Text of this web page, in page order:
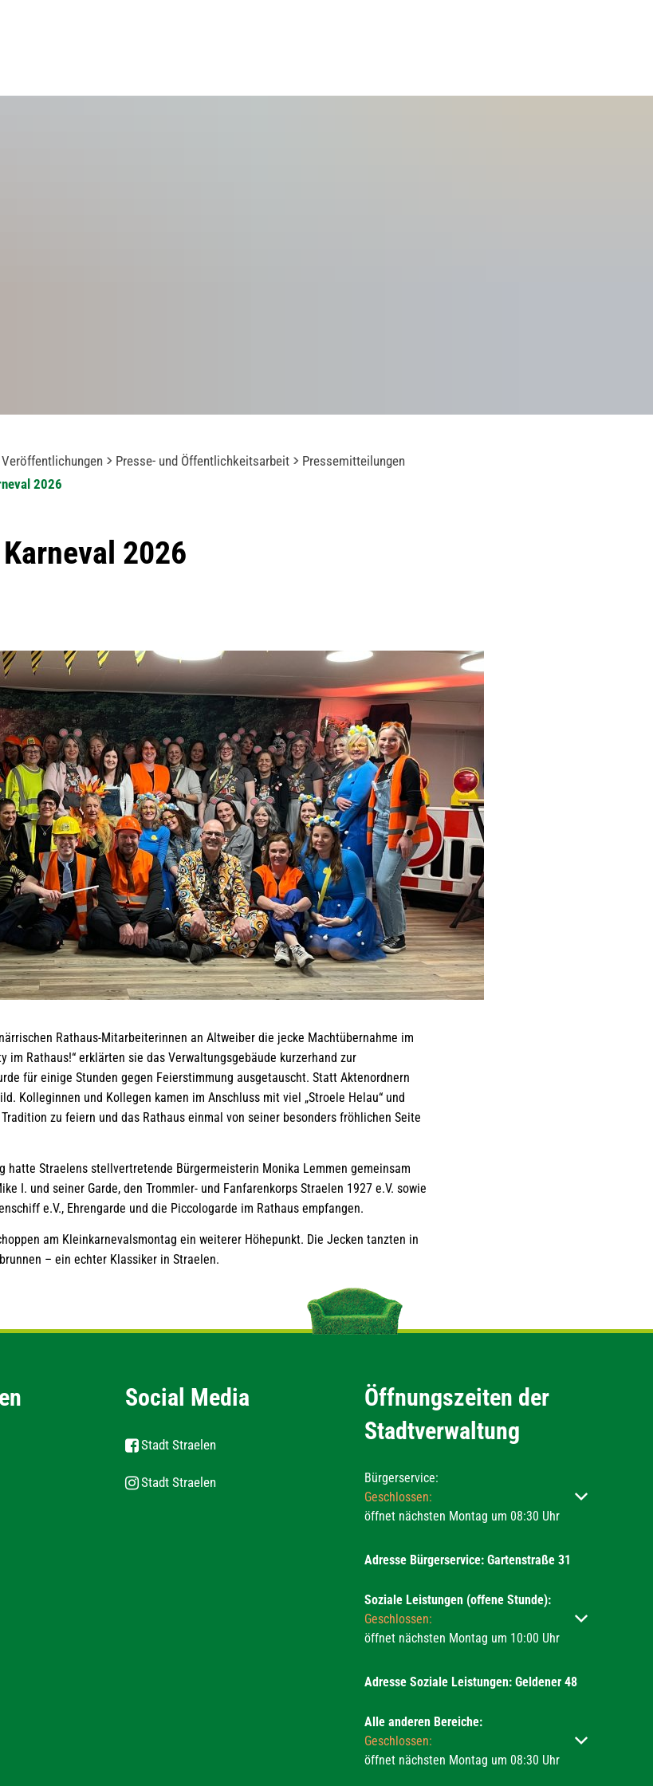
Veröffentlichungen Presse- und Öffentlichkeitsarbeit
Pressemitteilungen
2026
2026
Rathaus-Mitarbeiterinnen an Altweiber die jecke Machtübernahme im
im Rathaus!“ erklärten sie das Verwaltungsgebäude kurzerhand zur
für einige Stunden gegen Feierstimmung ausgetauscht. Statt Aktenordnern
Kolleginnen und Kollegen kamen im Anschluss mit viel „Stroele Helau“ und
zu feiern und das Rathaus einmal von seiner besonders fröhlichen Seite
hatte Straelens stellvertretende Bürgermeisterin Monika Lemmen gemeinsam
I. und seiner Garde, den Trommler- und Fanfarenkorps Straelen 1927 e.V. sowie
e.V., Ehrengarde und die Piccologarde im Rathaus empfangen.
am Kleinkarnevalsmontag ein weiterer Höhepunkt. Die Jecken tanzten in
– ein echter Klassiker in Straelen.
Social Media
Stadt Straelen
Stadt Straelen
Öffnungszeiten der
Stadtverwaltung
Bürgerservice:
Klicken, um weitere Öffnungs- oder Schließzeiten
Geschlossen:
öffnet nächsten Montag um 08:30 Uhr
Adresse Bürgerservice: Gartenstraße 31
Soziale Leistungen (offene Stunde):
Klicken, um weitere Öffnungs- oder Schließzeiten
Geschlossen:
öffnet nächsten Montag um 10:00 Uhr
Adresse Soziale Leistungen: Geldener 48
Alle anderen Bereiche:
Klicken, um weitere Öffnungs- oder Schließzeiten
Geschlossen:
öffnet nächsten Montag um 08:30 Uhr